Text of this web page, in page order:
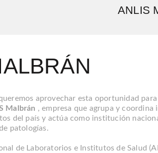
ANLIS
aprovechar esta oportunidad
Malbrán , empresa que agrupa y
del país y actúa como institución
patologías.
de Laboratorios e Institutos de Salud